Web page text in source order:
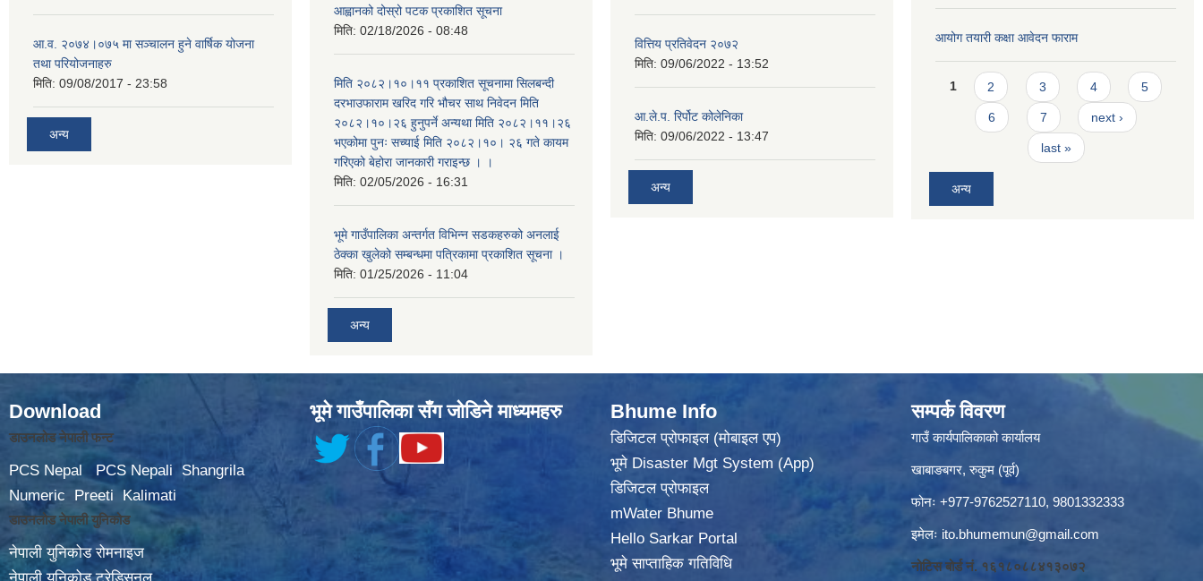
आ.व. २०७४।०७५ मा सञ्चालन हुने वार्षिक योजना
तथा परियोजनाहरु
मिति: 09/08/2017 - 23:58
अन्य
आह्वानको दोस्रो पटक प्रकाशित सूचना
मिति: 02/18/2026 - 08:48
मिति २०८२।१०।११ प्रकाशित सूचनामा सिलबन्दी
दरभाउफाराम खरिद गरि भौचर साथ निवेदन मिति
२०८२।१०।२६ हुनुपर्ने अन्यथा मिति २०८२।११।२६
भएकोमा पुनः सच्याई मिति २०८२।१०। २६ गते कायम
गरिएको बेहोरा जानकारी गराइन्छ । ।
मिति: 02/05/2026 - 16:31
भूमे गाउँपालिका अन्तर्गत विभिन्न सडकहरुको अनलाई
ठेक्का खुलेको सम्बन्धमा पत्रिकामा प्रकाशित सूचना ।
मिति: 01/25/2026 - 11:04
अन्य
वित्तिय प्रतिवेदन २०७२
मिति: 09/06/2022 - 13:52
आ.ले.प. रिर्पोट कोलेनिका
मिति: 09/06/2022 - 13:47
अन्य
आयोग तयारी कक्षा आवेदन फाराम
Pages
1 2 3 4 5
6 7 next ›
last »
अन्य
Download
डाउनलोड नेपाली फन्ट
PCS Nepal PCS Nepali
Shangrila
Numeric
Preeti Kalimati
डाउनलोड नेपाली युनिकोड
नेपाली युनिकोड रोमनाइज
नेपाली युनिकोड ट्रेडिसनल
भूमे गाउँपालिका सँग जोडिने माध्यमहरु Bhume Info
डिजिटल प्रोफाइल (मोबाइल एप)
भूमे Disaster Mgt System (App)
डिजिटल प्रोफाइल
mWater Bhume
Hello Sarkar Portal
भूमे साप्ताहिक गतिविधि
सम्पर्क विवरण
गाउँ कार्यपालिकाको कार्यालय
खाबाङबगर, रुकुम (पूर्व)
फोनः +977-9762527110, 9801332333
इमेलः ito.bhumemun@gmail.com
नोटिस बोर्ड नं. १६१८०८८४१३०७२